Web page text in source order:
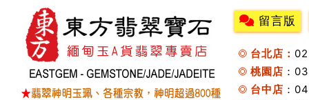
留言版
台北店：
桃園店 ：
台中店 ：